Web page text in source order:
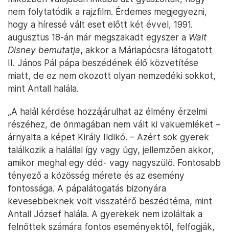
nem folytatódik a rajzfilm. Érdemes megjegyezni,
hogy a híressé vált eset előtt két évvel, 1991.
augusztus 18-án már megszakadt egyszer a Walt
Disney bemutatja, akkor a Máriapócsra látogatott
II. János Pál pápa beszédének élő közvetítése
miatt, de ez nem okozott olyan nemzedéki sokkot,
mint Antall halála.
„A halál kérdése hozzájárulhat az élmény érzelmi
részéhez, de önmagában nem vált ki vakuemléket –
árnyalta a képet Király Ildikó. – Azért sok gyerek
találkozik a halállal így vagy úgy, jellemzően akkor,
amikor meghal egy déd- vagy nagyszülő. Fontosabb
tényező a közösség mérete és az esemény
fontossága. A pápalátogatás bizonyára
kevesebbeknek volt visszatérő beszédtéma, mint
Antall József halála. A gyerekek nem izoláltak a
felnőttek számára fontos eseményektől, felfogják,